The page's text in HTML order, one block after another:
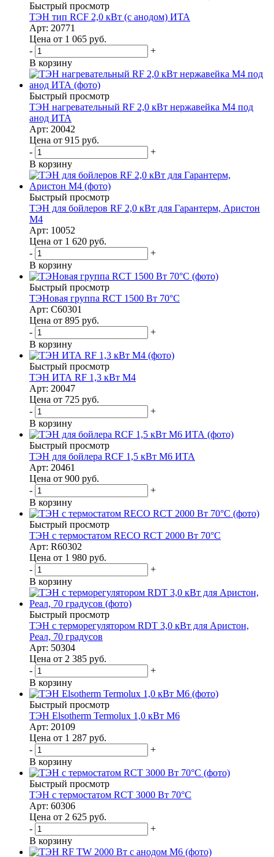
Быстрый просмотр
ТЭН тип RCF 2,0 кВт (с анодом) ИТА
Арт: 20771
Цена от 1 065 руб.
-
+
В корзину
Быстрый просмотр
ТЭН нагревательный RF 2,0 кВт нержавейка M4 под
анод ИТА
Арт: 20042
Цена от 915 руб.
-
+
В корзину
Быстрый просмотр
ТЭН для бойлеров RF 2,0 кВт для Гарантерм, Аристон
M4
Арт: 10052
Цена от 1 620 руб.
-
+
В корзину
Быстрый просмотр
ТЭНовая группа RCT 1500 Вт 70°C
Арт: C60301
Цена от 895 руб.
-
+
В корзину
Быстрый просмотр
ТЭН ИТА RF 1,3 кВт M4
Арт: 20047
Цена от 725 руб.
-
+
В корзину
Быстрый просмотр
ТЭН для бойлера RCF 1,5 кВт M6 ИТА
Арт: 20461
Цена от 900 руб.
-
+
В корзину
Быстрый просмотр
ТЭН с термостатом RECO RCT 2000 Вт 70°С
Арт: R60302
Цена от 1 980 руб.
-
+
В корзину
Быстрый просмотр
ТЭН с терморегулятором RDT 3,0 кВт для Аристон,
Реал, 70 градусов
Арт: 50304
Цена от 2 385 руб.
-
+
В корзину
Быстрый просмотр
ТЭН Elsotherm Termolux 1,0 кВт M6
Арт: 20109
Цена от 1 287 руб.
-
+
В корзину
Быстрый просмотр
ТЭН с термостатом RCT 3000 Вт 70°C
Арт: 60306
Цена от 2 625 руб.
-
+
В корзину